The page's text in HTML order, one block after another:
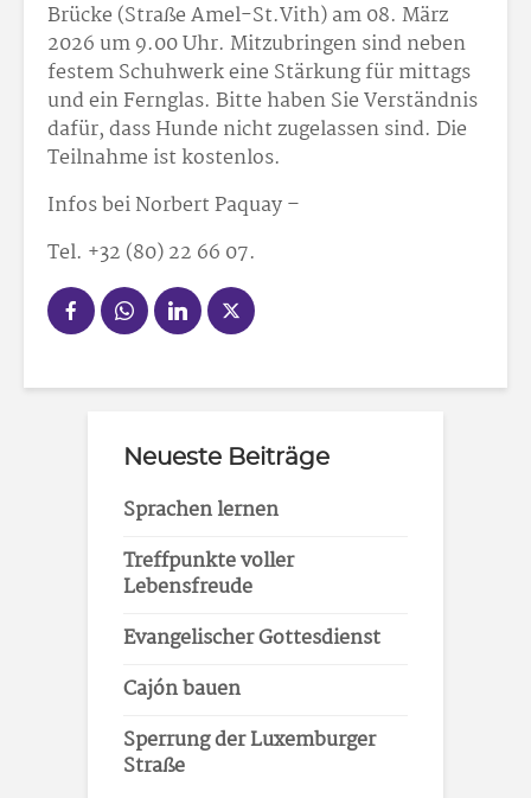
Brücke (Straße Amel-St.Vith) am 08. März
2026 um 9.00 Uhr. Mitzubringen sind neben
festem Schuhwerk eine Stärkung für mittags
und ein Fernglas. Bitte haben Sie Verständnis
dafür, dass Hunde nicht zugelassen sind. Die
Teilnahme ist kostenlos.
Infos bei Norbert Paquay –
Tel. +32 (80) 22 66 07.
Neueste Beiträge
Sprachen lernen
Treffpunkte voller
Lebensfreude
Evangelischer Gottesdienst
Cajón bauen
Sperrung der Luxemburger
Straße